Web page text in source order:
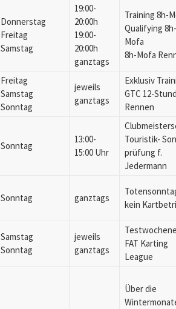
Donnerstag
Freitag
Samstag
19:00-
20:00h
19:00-
20:00h
ganztags
Training 8h-
Qualifying
Mofa
8h-Mofa
Freitag
Samstag
Sonntag
jeweils
ganztags
Exklusiv
GTC 12-
Rennen
Sonntag
13:00-
15:00 Uhr
Touristik-
prüfung f.
Jedermann
Sonntag ganztags
kein
Samstag
Sonntag
jeweils
ganztags
FAT Karting
League
Über die